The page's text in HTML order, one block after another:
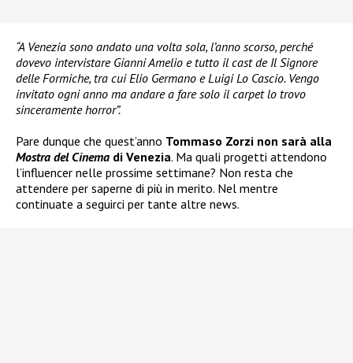
“A Venezia sono andato una volta sola, l’anno scorso, perché
dovevo intervistare Gianni Amelio e tutto il cast de Il Signore
delle Formiche, tra cui Elio Germano e Luigi Lo Cascio. Vengo
invitato ogni anno ma andare a fare solo il carpet lo trovo
sinceramente horror”.
Pare dunque che quest’anno Tommaso Zorzi non sarà alla
Mostra del Cinema di Venezia. Ma quali progetti attendono
l’influencer nelle prossime settimane? Non resta che
attendere per saperne di più in merito. Nel mentre
continuate a seguirci per tante altre news.